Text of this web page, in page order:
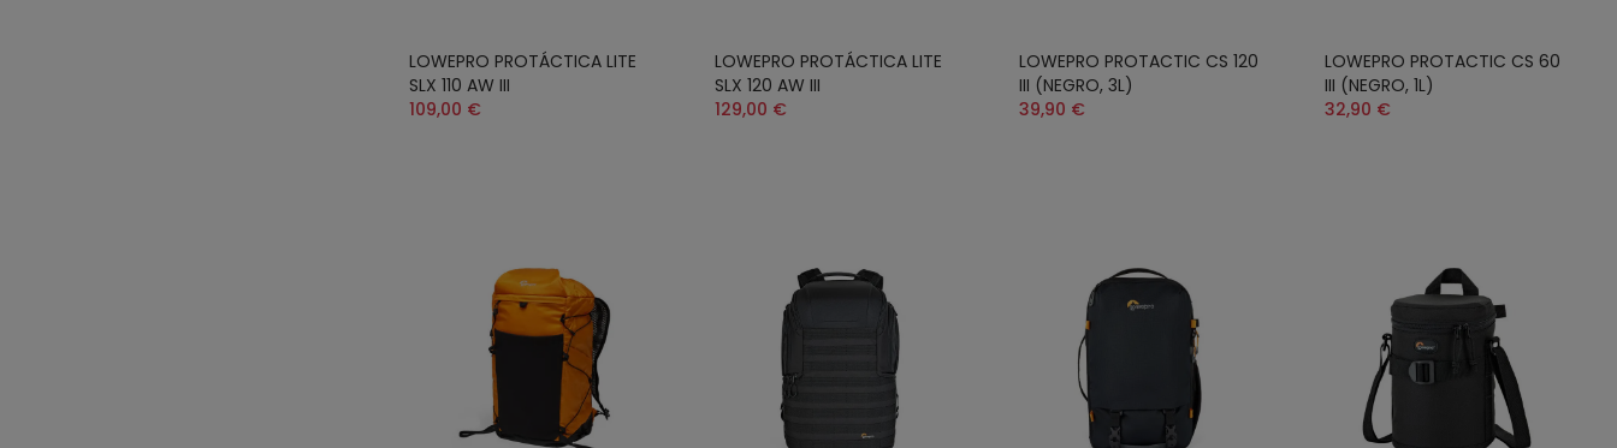
LOWEPRO PROTÁCTICA LITE
SLX 110 AW III
109,00 €
LOWEPRO PROTÁCTICA LITE
SLX 120 AW III
129,00 €
LOWEPRO PROTACTIC CS 120
III (NEGRO, 3L)
39,90 €
LOWEPRO PROTACTIC CS 60
III (NEGRO, 1L)
32,90 €